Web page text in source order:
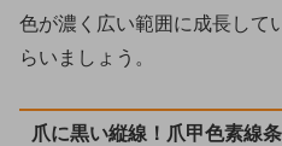
色が濃く広い範囲に成長して
らいましょう。
爪に黒い縦線！爪甲色素線条